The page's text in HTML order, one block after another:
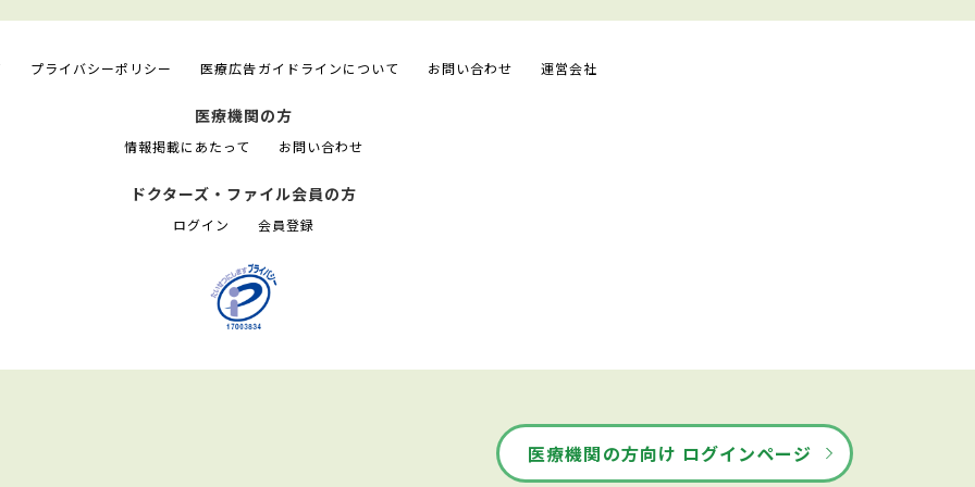
プライバシーポリシー 医療広告ガイドラインについて お問い合わせ 運営会社
医療機関の方
情報掲載にあたって お問い合わせ
ドクターズ・ファイル会員の方
ログイン 会員登録
医療機関の方向け ログインページ